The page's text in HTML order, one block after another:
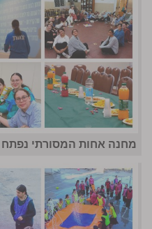
מחנה אחות המסורתי